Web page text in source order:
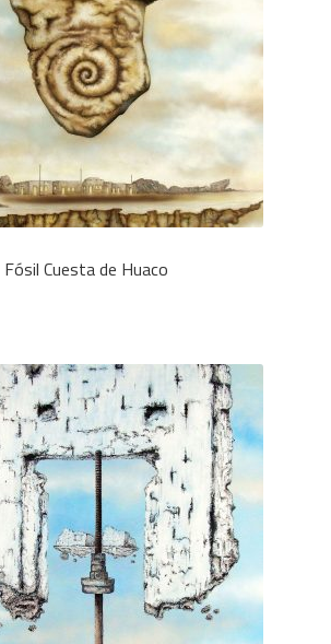
Fósil Cuesta de Huaco